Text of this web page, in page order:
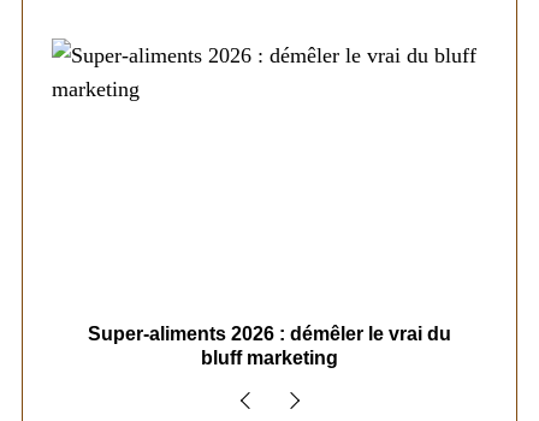
Super-aliments 2026 : démêler le vrai du
bluff marketing